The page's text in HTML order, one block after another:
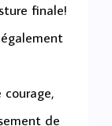
finale!
de